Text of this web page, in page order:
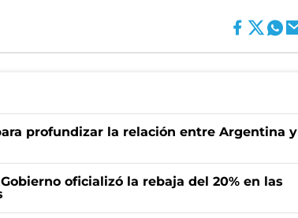
profundizar la relación entre Argentina y
oficializó la rebaja del 20% en las